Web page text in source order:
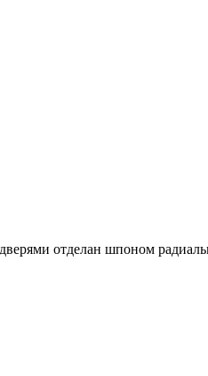
отделан шпоном